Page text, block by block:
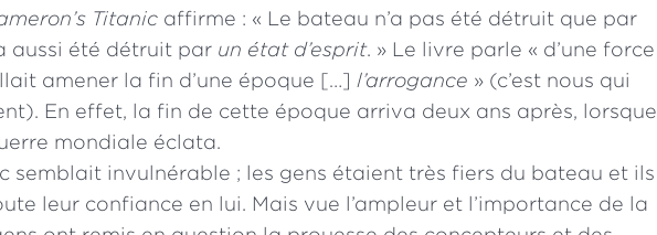
Titanic affirme : « Le bateau n’a pas été détruit que par
aussi été détruit par un état d’esprit. » Le livre parle « d’une force
amener la fin d’une époque […] l’arrogance » (c’est nous qui
En effet, la fin de cette époque arriva deux ans après, lorsque
mondiale éclata.
semblait invulnérable ; les gens étaient très fiers du bateau et ils
leur confiance en lui. Mais vue l’ampleur et l’importance de la